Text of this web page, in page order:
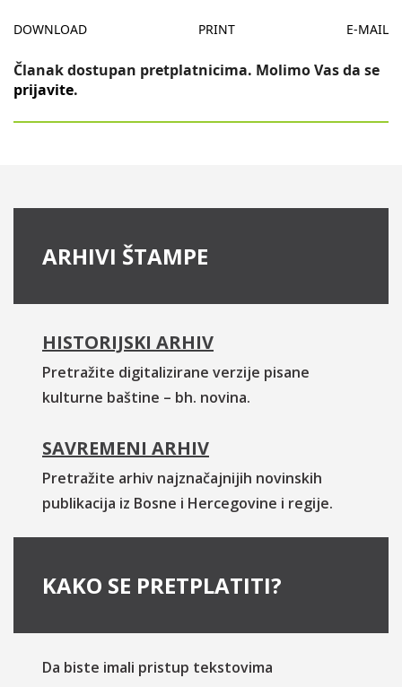
DOWNLOAD PRINT E-MAIL
Članak dostupan pretplatnicima. Molimo Vas da se
prijavite.
ARHIVI ŠTAMPE
HISTORIJSKI ARHIV
Pretražite digitalizirane verzije pisane
kulturne baštine – bh. novina.
SAVREMENI ARHIV
Pretražite arhiv najznačajnijih novinskih
publikacija iz Bosne i Hercegovine i regije.
KAKO SE PRETPLATITI?
Da biste imali pristup tekstovima